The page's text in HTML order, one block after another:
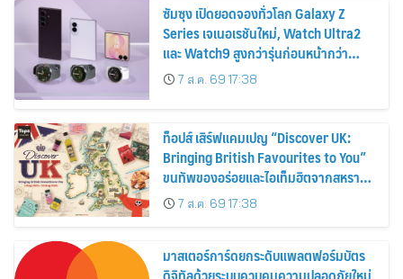
ซัมซุง เปิดยอดจองทั่วโลก Galaxy Z
Series เจเนอเรชันใหม่, Watch Ultra2
และ Watch9 สูงกว่ารุ่นก่อนหน้ากว่า
30%7 ส.ค. 69 17:38
ท็อปส์ เสิร์ฟแคมเปญ “Discover UK:
Bringing British Favourites to You”
ขนทัพของอร่อยและไอเท็มฮิตจากสหราช
อาณาจักร ส่งตรงถึงมือตั้งแต่วันนี้ – 18
สิงหาคมนี้
7 ส.ค. 69 17:38
มาสเตอร์การ์ดยกระดับแพลตฟอร์มบัตร